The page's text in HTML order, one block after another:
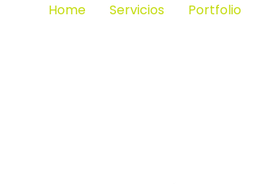
Home Servicios Portfolio